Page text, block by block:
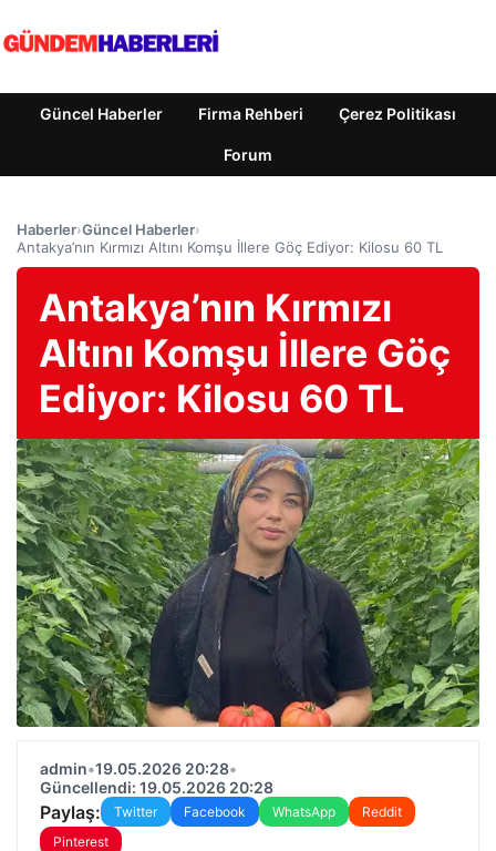
Güncel Haberler Firma Rehberi Çerez Politikası
Forum
Haberler›Güncel Haberler›
Antakya’nın Kırmızı Altını Komşu İllere Göç Ediyor: Kilosu 60 TL
Antakya’nın Kırmızı
Altını Komşu İllere Göç
Ediyor: Kilosu 60 TL
admin•19.05.2026 20:28•
Güncellendi: 19.05.2026 20:28
Paylaş: Twitter Facebook WhatsApp
Reddit
Pinterest